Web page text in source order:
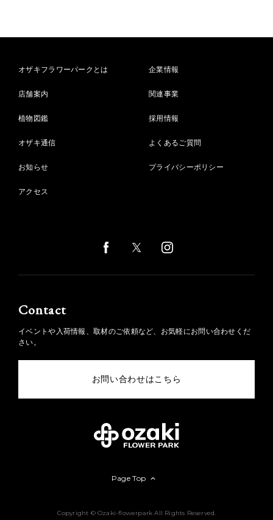
オザキフラワーパークとは
店舗案内
植物図鑑
オザキ通信
お知らせ
アクセス
企業情報
関連事業
採用情報
よくあるご質問
プライバシーポリシー
Contact
イベントや入荷情報、取材のご依頼など、お気軽にお問い合わせくだ
さい。
お問い合わせはこちら
Copyright © Ozaki-flowerpark All Rights Reserved.
Page Top